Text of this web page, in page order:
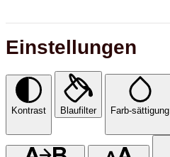
Einstellungen
Kontrast Blaufilter Farb-sättigung